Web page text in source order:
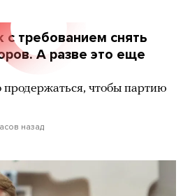
с требованием снять
А разве это еще
чтобы партию
назад